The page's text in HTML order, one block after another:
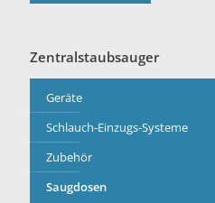
Zentralstaubsauger
Geräte
Schlauch-Einzugs-Systeme
Zubehör
Saugdosen